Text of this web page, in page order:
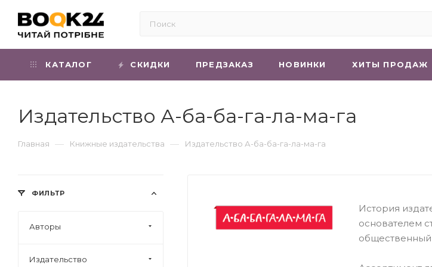
КАТАЛОГ СКИДКИ ПРЕДЗАКАЗ НОВИНКИ ХИТЫ ПРОДАЖ
Издательство А-ба-ба-га-ла-ма-га
Главная — Книжные издательства — Издательство А-ба-ба-га-ла-ма-га
История
основателем
общественный
ФИЛЬТР
Авторы
Издательство